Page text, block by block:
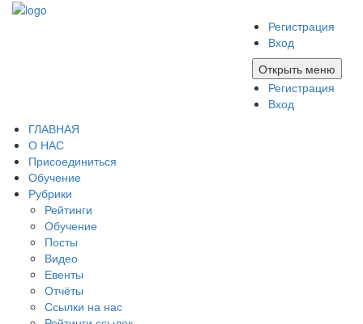
Регистрация
Вход
Открыть меню
Регистрация
Вход
ГЛАВНАЯ
О НАС
Присоединиться
Обучение
Рубрики
Рейтинги
Обучение
Посты
Видео
Евенты
Отчёты
Ссылки на нас